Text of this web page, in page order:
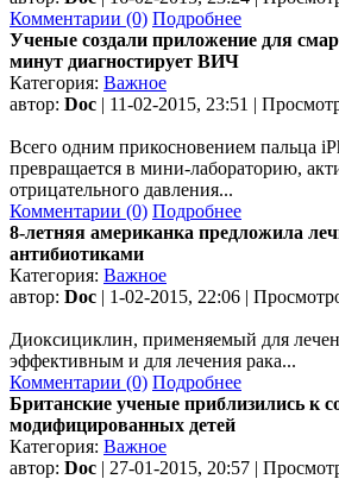
Комментарии (0) Подробнее
Ученые создали приложение для
минут диагностирует ВИЧ
Категория: Важное
автор: Doc | 11-02-2015, 23:51 |
Всего одним прикосновением пальца
превращается в мини-лабораторию,
отрицательного давления...
Комментарии (0) Подробнее
8-летняя американка предложила
антибиотиками
Категория: Важное
автор: Doc | 1-02-2015, 22:06 |
Диоксициклин, применяемый для
эффективным и для лечения рака...
Комментарии (0) Подробнее
Британские ученые приблизились к
модифицированных детей
Категория: Важное
автор: Doc | 27-01-2015, 20:57 |